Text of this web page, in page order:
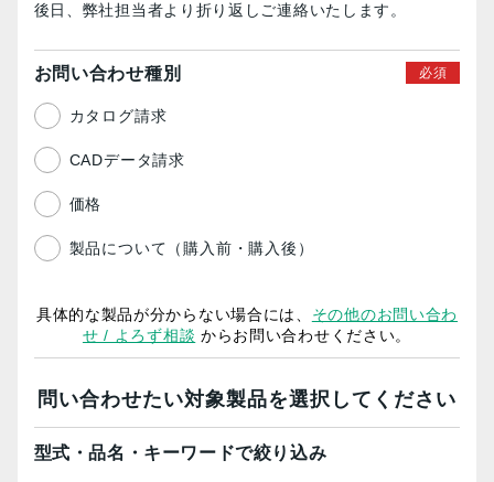
後日、弊社担当者より折り返しご連絡いたします。
お問い合わせ種別
カタログ請求
CADデータ請求
価格
製品について（購入前・購入後）
具体的な製品が分からない場合には、 その他のお問い合わ
せ / よろず相談 からお問い合わせください。
問い合わせたい対象製品を選択してください
型式・品名・キーワードで絞り込み